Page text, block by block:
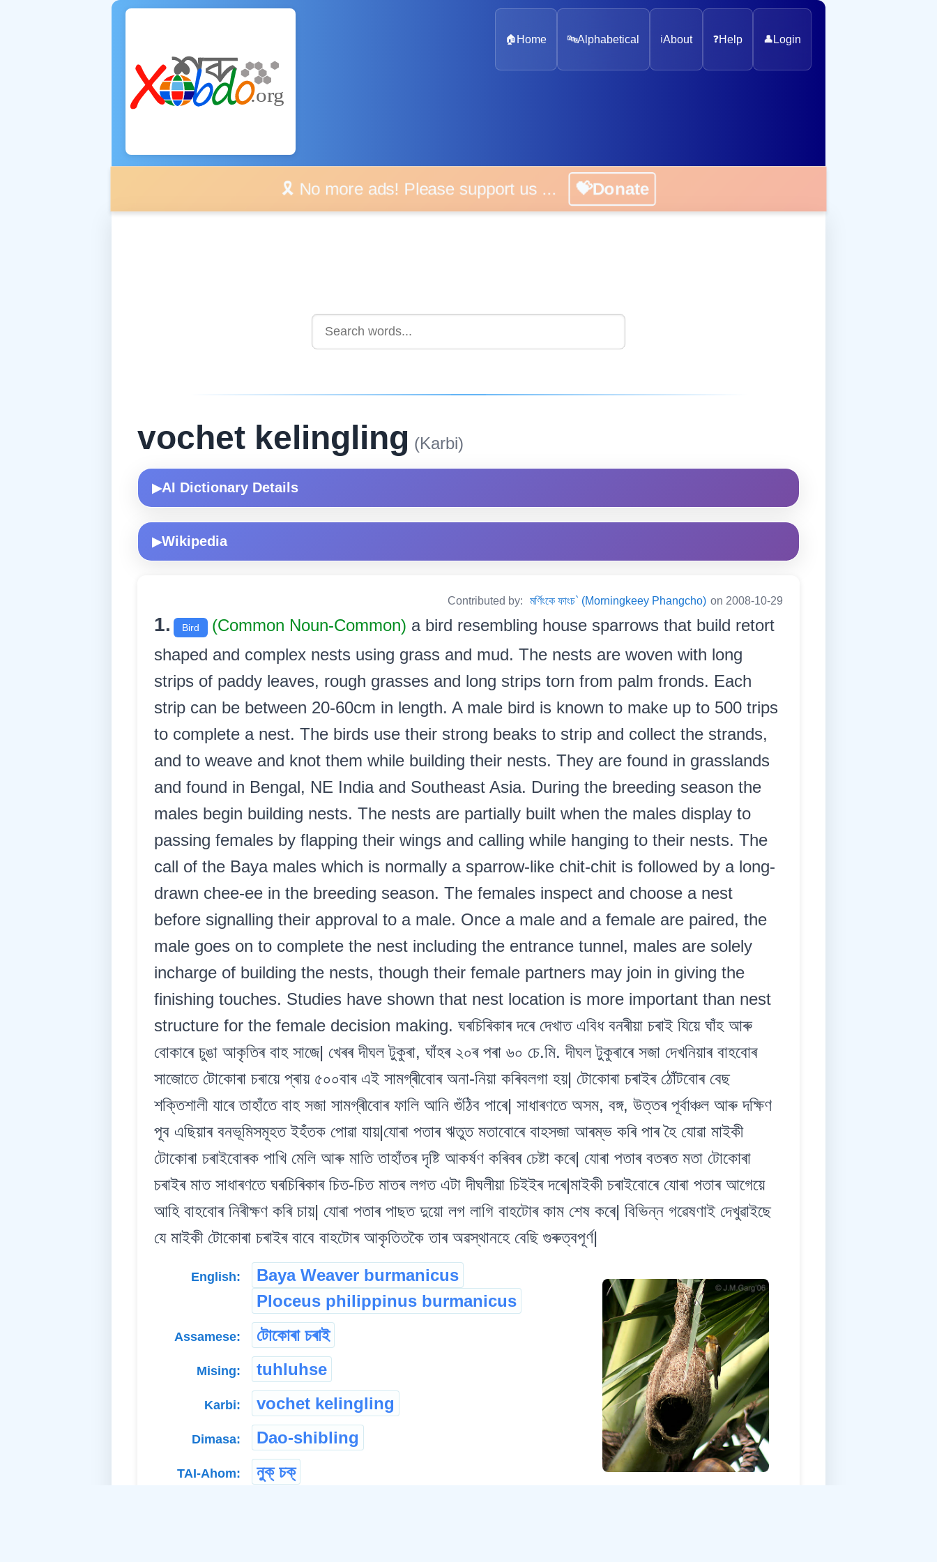
🏠 Home 🔤Alphabetical ℹ️About ❓Help 👤 Login
🎗️ No more ads! Please support us ... 💝Donate
vochet kelingling (Karbi)
▶AI Dictionary Details
▶Wikipedia
Contributed by: মৰ্ণিংকে ফাংচ` (Morningkeey Phangcho) on 2008-10-29
1. Bird (Common Noun-Common) a bird resembling house sparrows that build retort
shaped and complex nests using grass and mud. The nests are woven with long
strips of paddy leaves, rough grasses and long strips torn from palm fronds. Each
strip can be between 20-60cm in length. A male bird is known to make up to 500 trips
to complete a nest. The birds use their strong beaks to strip and collect the strands,
and to weave and knot them while building their nests. They are found in grasslands
and found in Bengal, NE India and Southeast Asia. During the breeding season the
males begin building nests. The nests are partially built when the males display to
passing females by flapping their wings and calling while hanging to their nests. The
call of the Baya males which is normally a sparrow-like chit-chit is followed by a long-
drawn chee-ee in the breeding season. The females inspect and choose a nest
before signalling their approval to a male. Once a male and a female are paired, the
male goes on to complete the nest including the entrance tunnel, males are solely
incharge of building the nests, though their female partners may join in giving the
finishing touches. Studies have shown that nest location is more important than nest
structure for the female decision making. ঘৰচিৰিকাৰ দৰে দেখাত এবিধ বনৰীয়া চৰাই যিয়ে ঘাঁহ আৰু
বোকাৰে চুঙা আকৃতিৰ বাহ সাজে| খেৰৰ দীঘল টুকুৰা, ঘাঁহৰ ২০ৰ পৰা ৬০ চে.মি. দীঘল টুকুৰাৰে সজা দেখনিয়াৰ বাহবোৰ
সাজোতে টোকোৰা চৰায়ে প্ৰায় ৫০০বাৰ এই সামগ্ৰীবোৰ অনা-নিয়া কৰিবলগা হয়| টোকোৰা চৰাইৰ ঠোঁটবোৰ বেছ
শক্তিশালী যাৰে তাহাঁতে বাহ সজা সামগ্ৰীবোৰ ফালি আনি গুঁঠিব পাৰে| সাধাৰণতে অসম, বঙ্গ, উত্তৰ পূৰ্বাঞ্চল আৰু দক্ষিণ
পূব এছিয়াৰ বনভূমিসমূহত ইহঁতক পোৱা যায়|যোৰা পতাৰ ঋতুত মতাবোৰে বাহসজা আৰম্ভ কৰি পাৰ হৈ যোৱা মাইকী
টোকোৰা চৰাইবোৰক পাখি মেলি আৰু মাতি তাহাঁতৰ দৃষ্টি আকৰ্ষণ কৰিবৰ চেষ্টা কৰে| যোৰা পতাৰ বতৰত মতা টোকোৰা
চৰাইৰ মাত সাধাৰণতে ঘৰচিৰিকাৰ চিত-চিত মাতৰ লগত এটা দীঘলীয়া চিইইৰ দৰে|মাইকী চৰাইবোৰে যোৰা পতাৰ আগেয়ে
আহি বাহবোৰ নিৰীক্ষণ কৰি চায়| যোৰা পতাৰ পাছত দুয়ো লগ লাগি বাহটোৰ কাম শেষ কৰে| বিভিন্ন গৱেষণাই দেখুৱাইছে
যে মাইকী টোকোৰা চৰাইৰ বাবে বাহটোৰ আকৃতিতকৈ তাৰ অৱস্থানহে বেছি গুৰুত্বপূৰ্ণ|
English:
Baya Weaver burmanicus
Ploceus philippinus burmanicus
Assamese: টোকোৰা চৰাই
Mising: tuhluhse
Karbi: vochet kelingling
Dimasa: Dao-shibling
TAI-Ahom: নুক্ চক্